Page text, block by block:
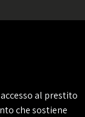
al prestito
che sostiene